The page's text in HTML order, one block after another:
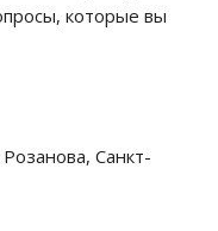
которые вы
Санкт-